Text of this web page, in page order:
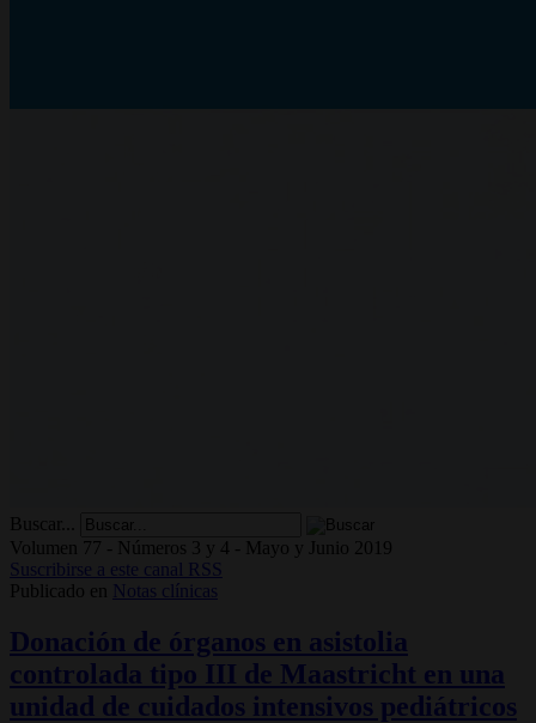
Buscar...
Volumen 77 - Números 3 y 4 - Mayo y Junio 2019
Suscribirse a este canal RSS
Publicado en
Notas clínicas
Donación de órganos en asistolia
controlada tipo III de Maastricht en una
unidad de cuidados intensivos pediátricos